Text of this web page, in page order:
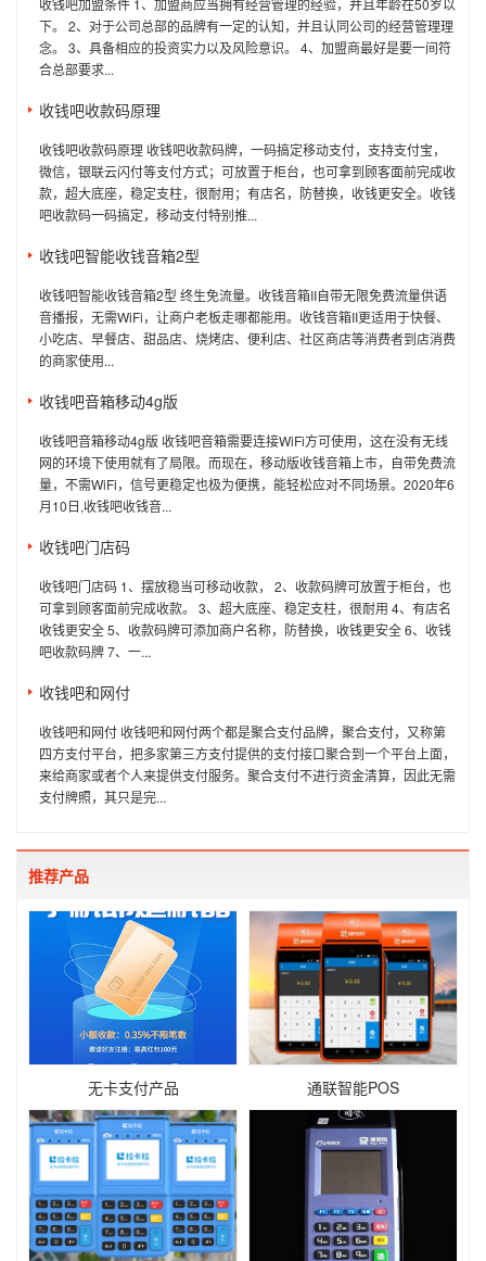
下。 2、对于公司总部的品牌有一定的认知，并且认同公司的经营管理理
念。 3、具备相应的投资实力以及风险意识。 4、加盟商最好是要一间符
合总部要求...
收钱吧收款码原理
收钱吧收款码原理 收钱吧收款码牌，一码搞定移动支付，支持支付宝，
微信，银联云闪付等支付方式；可放置于柜台，也可拿到顾客面前完成收
款，超大底座，稳定支柱，很耐用；有店名，防替换，收钱更安全。收钱
吧收款码一码搞定，移动支付特别推...
收钱吧智能收钱音箱2型
收钱吧智能收钱音箱2型 终生免流量。收钱音箱II自带无限免费流量供语
音播报，无需WiFi，让商户老板走哪都能用。收钱音箱II更适用于快餐、
小吃店、早餐店、甜品店、烧烤店、便利店、社区商店等消费者到店消费
的商家使用...
收钱吧音箱移动4g版
收钱吧音箱移动4g版 收钱吧音箱需要连接WiFi方可使用，这在没有无线
网的环境下使用就有了局限。而现在，移动版收钱音箱上市，自带免费流
量，不需WiFi，信号更稳定也极为便携，能轻松应对不同场景。2020年6
月10日,收钱吧收钱音...
收钱吧门店码
收钱吧门店码 1、摆放稳当可移动收款， 2、收款码牌可放置于柜台，也
可拿到顾客面前完成收款。 3、超大底座、稳定支柱，很耐用 4、有店名
收钱更安全 5、收款码牌可添加商户名称，防替换，收钱更安全 6、收钱
吧收款码牌 7、一...
收钱吧和网付
收钱吧和网付 收钱吧和网付两个都是聚合支付品牌，聚合支付，又称第
四方支付平台，把多家第三方支付提供的支付接口聚合到一个平台上面，
来给商家或者个人来提供支付服务。聚合支付不进行资金清算，因此无需
支付牌照，其只是完...
推荐产品
无卡支付产品 通联智能POS